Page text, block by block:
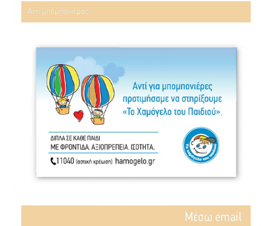
Αντί μπομπονιέρας
Mέσω email